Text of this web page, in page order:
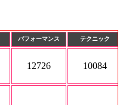
パフォーマンス テクニック
12726 10084